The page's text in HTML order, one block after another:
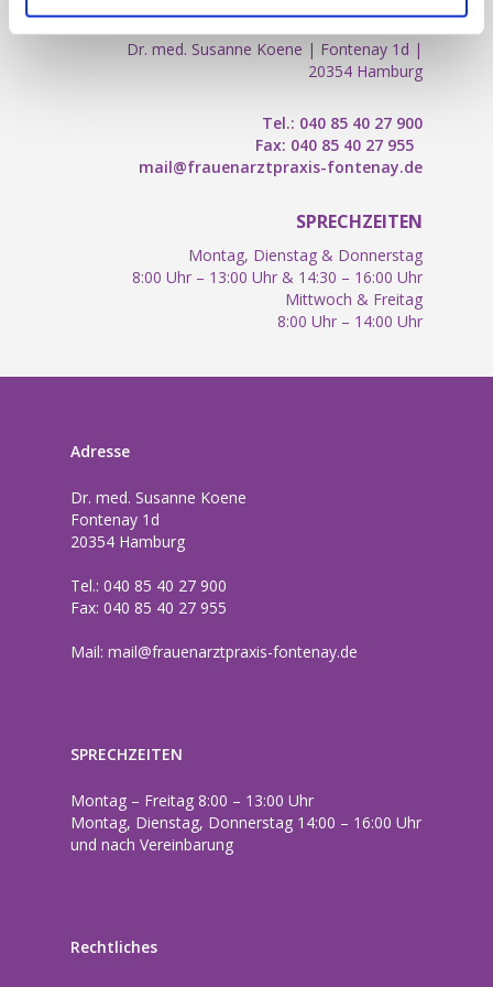
FRAUENARZTPRAXIS FONTENAY
Dr. med. Susanne Koene | Fontenay 1d |
20354 Hamburg
Tel.: 040 85 40 27 900
Fax: 040 85 40 27 955
mail@frauenarztpraxis-fontenay.de
SPRECHZEITEN
Montag, Dienstag & Donnerstag
8:00 Uhr – 13:00 Uhr & 14:30 – 16:00 Uhr
Mittwoch & Freitag
8:00 Uhr – 14:00 Uhr
Adresse
Dr. med. Susanne Koene
Fontenay 1d
20354 Hamburg
Tel.: 040 85 40 27 900
Fax: 040 85 40 27 955
Mail: mail@frauenarztpraxis-fontenay.de
SPRECHZEITEN
Montag – Freitag 8:00 – 13:00 Uhr
Montag, Dienstag, Donnerstag 14:00 – 16:00 Uhr
und nach Vereinbarung
Rechtliches